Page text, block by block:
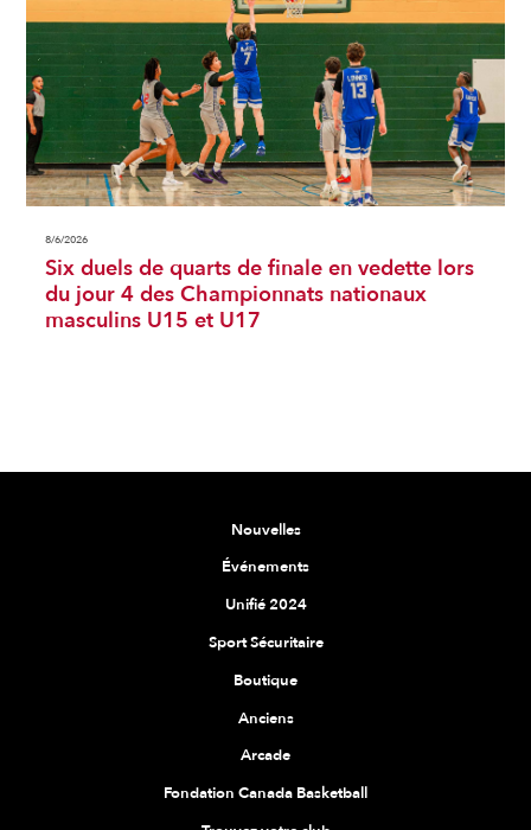
8/6/2026
Six duels de quarts de finale en vedette lors
du jour 4 des Championnats nationaux
masculins U15 et U17
Nouvelles
Événements
Unifié 2024
Sport Sécuritaire
Boutique
Anciens
Arcade
Fondation Canada Basketball